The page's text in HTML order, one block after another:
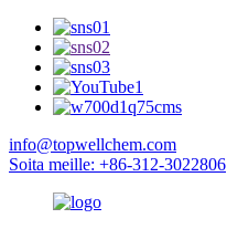
info@topwellchem.com
Soita meille: +86-312-3022806